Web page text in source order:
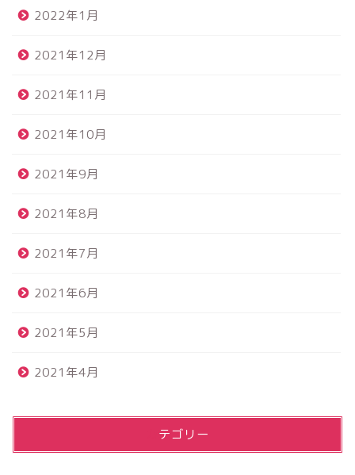
2022年1月
2021年12月
2021年11月
2021年10月
2021年9月
2021年8月
2021年7月
2021年6月
2021年5月
2021年4月
カテゴリー